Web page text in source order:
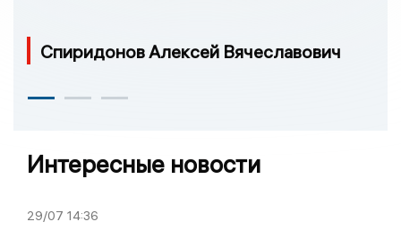
Спиридонов Алексей Вячеславович
Интересные новости
29/07 14:36